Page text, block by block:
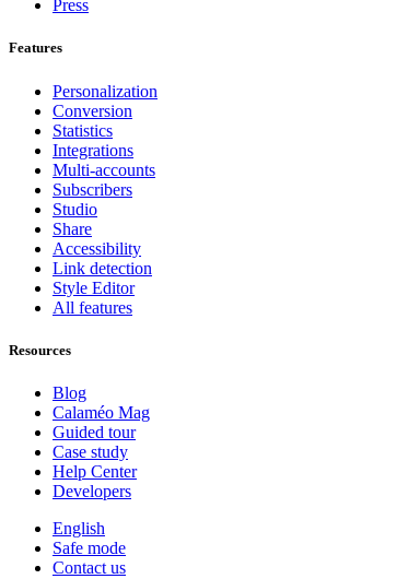
Press
Features
Personalization
Conversion
Statistics
Integrations
Multi-accounts
Subscribers
Studio
Share
Accessibility
Link detection
Style Editor
All features
Resources
Blog
Calaméo Mag
Guided tour
Case study
Help Center
Developers
English
Safe mode
Contact us